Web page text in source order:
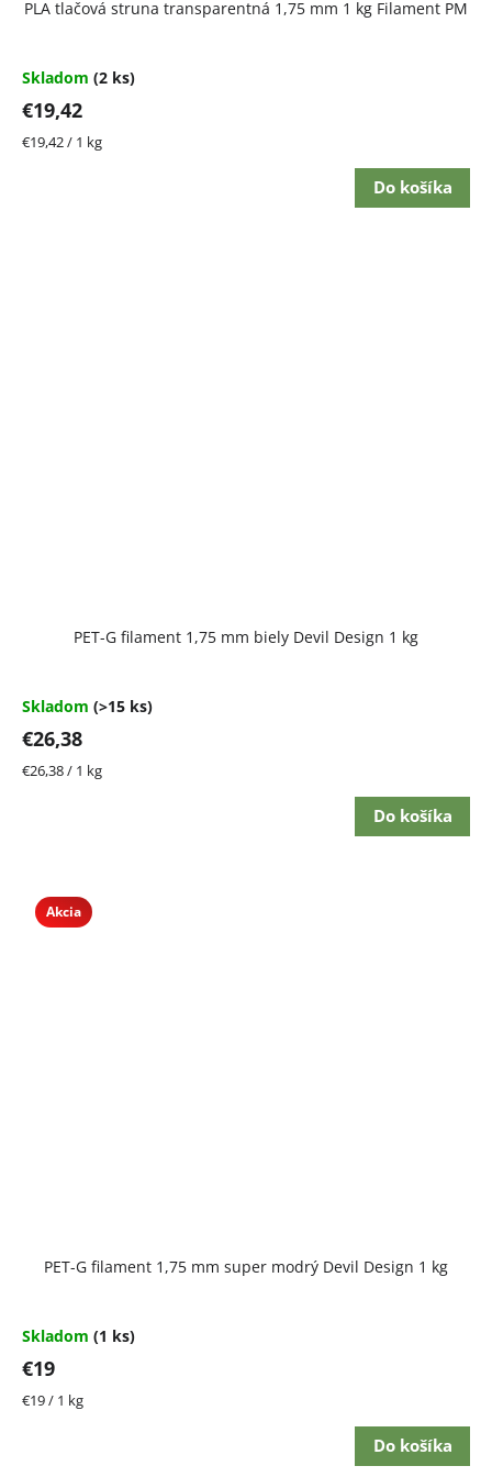
PLA tlačová struna transparentná 1,75 mm 1 kg Filament PM
Skladom (2 ks)
€19,42
Jednotková
€19,42 / 1 kg
Do košíka
PET-G filament 1,75 mm biely Devil Design 1 kg
hodnotenie
5,0
5
hviezdičiek.
Skladom (>15 ks)
€26,38
Jednotková
€26,38 / 1 kg
Do košíka
Akcia
PET-G filament 1,75 mm super modrý Devil Design 1 kg
hodnotenie
5,0
5
hviezdičiek.
Skladom (1 ks)
€19
Jednotková
€19 / 1 kg
Do košíka